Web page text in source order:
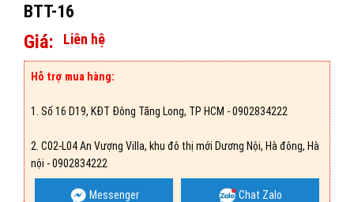
BTT-16
Giá: Liên hệ
Hỗ trợ mua hàng:
1. Số 16 D19, KĐT Đông Tăng Long, TP HCM - 0902834222
2. C02-L04 An Vượng Villa, khu đô thị mới Dương Nội, Hà đông, Hà
nội - 0902834222
Messenger Chat Zalo